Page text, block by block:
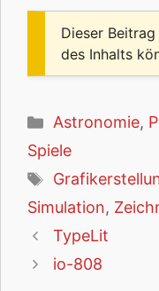
Dieser
des Inhalts
Kategorien
Astronomie,
Spiele
Schlagwörter
Simulation,
TypeLit
io-808